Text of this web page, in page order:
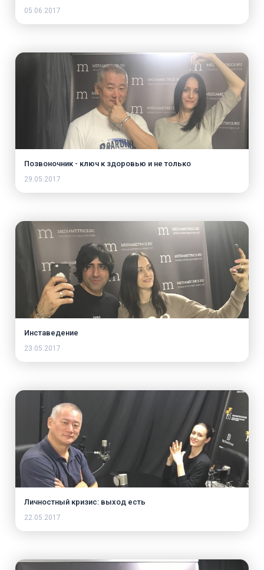
05.06.2017
Позвоночник - ключ к здоровью и не только
29.05.2017
Инставедение
23.05.2017
Личностный кризис: выход есть
22.05.2017